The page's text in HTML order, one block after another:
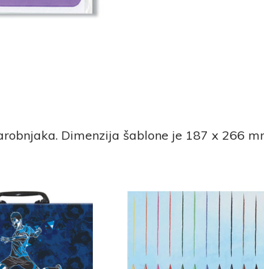
Dimenzija šablone je 187 x 266